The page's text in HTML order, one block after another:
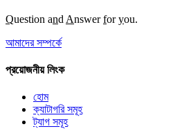
Question and Answerforyou.
আমাদের সম্পর্কে
প্রয়োজনীয় লিংক
হোম
ক্যাটাগরি সমূহ
ট্যাগ সমূহ